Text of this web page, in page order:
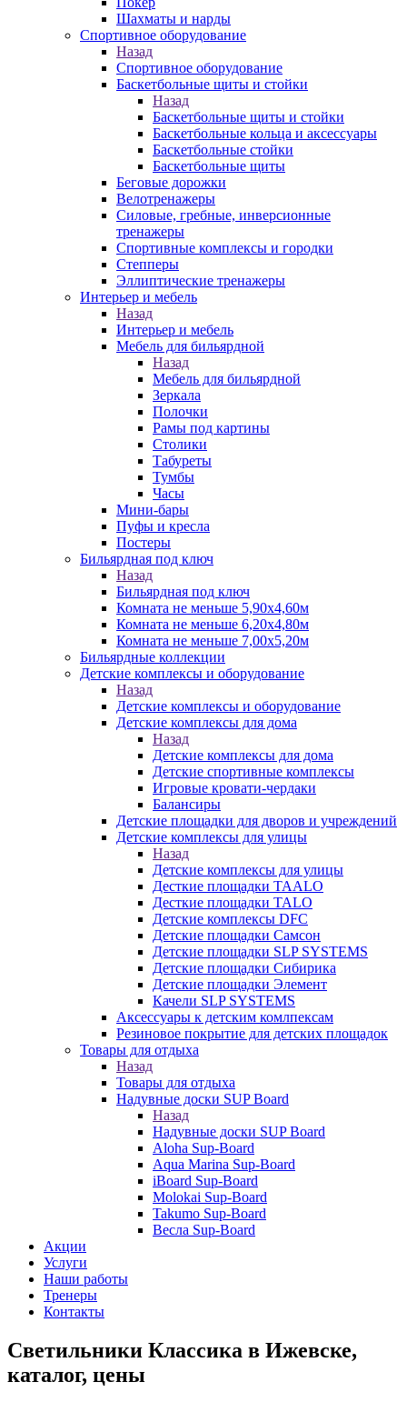
Шахматы и нарды
Спортивное оборудование
Назад
Спортивное оборудование
Баскетбольные щиты и стойки
Назад
Баскетбольные щиты и стойки
Баскетбольные кольца и аксессуары
Баскетбольные стойки
Баскетбольные щиты
Беговые дорожки
Велотренажеры
Силовые, гребные, инверсионные
тренажеры
Спортивные комплексы и городки
Степперы
Эллиптические тренажеры
Интерьер и мебель
Назад
Интерьер и мебель
Мебель для бильярдной
Назад
Мебель для бильярдной
Зеркала
Полочки
Рамы под картины
Столики
Табуреты
Тумбы
Часы
Мини-бары
Пуфы и кресла
Постеры
Бильярдная под ключ
Назад
Бильярдная под ключ
Комната не меньше 5,90х4,60м
Комната не меньше 6,20х4,80м
Комната не меньше 7,00х5,20м
Бильярдные коллекции
Детские комплексы и оборудование
Назад
Детские комплексы и оборудование
Детские комплексы для дома
Назад
Детские комплексы для дома
Детские спортивные комплексы
Игровые кровати-чердаки
Балансиры
Детские площадки для дворов и учреждений
Детские комплексы для улицы
Назад
Детские комплексы для улицы
Десткие площадки TAALO
Десткие площадки TALO
Детские комплексы DFC
Детские площадки Самсон
Детские площадки SLP SYSTEMS
Детские площадки Сибирика
Детские площадки Элемент
Качели SLP SYSTEMS
Аксессуары к детским комлпексам
Резиновое покрытие для детских площадок
Товары для отдыха
Назад
Товары для отдыха
Надувные доски SUP Board
Назад
Надувные доски SUP Board
Aloha Sup-Board
Aqua Marina Sup-Board
iBoard Sup-Board
Molokai Sup-Board
Takumo Sup-Board
Весла Sup-Board
Акции
Услуги
Наши работы
Тренеры
Контакты
Светильники Классика в Ижевске,
каталог, цены